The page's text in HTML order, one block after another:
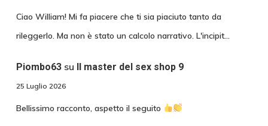
Ciao William! Mi fa piacere che ti sia piaciuto tanto da
rileggerlo. Ma non è stato un calcolo narrativo. L'incipit…
Piombo63su Il master del sex shop 9
25 Luglio 2026
Bellissimo racconto, aspetto il seguito